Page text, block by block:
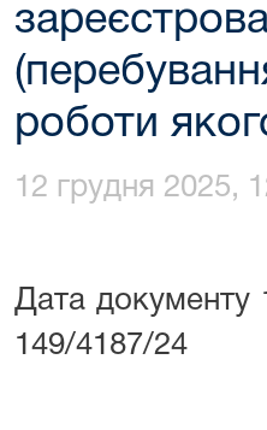
роботи
12 грудня 2025,
Дата
149/4187/24